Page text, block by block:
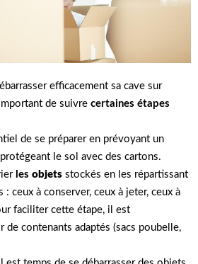
efficacement sa cave sur
de suivre certaines étapes
de se préparer en prévoyant un
le sol avec des cartons.
les objets stockés en les répartissant
ceux à conserver, ceux à jeter, ceux à
faciliter cette étape, il est
de contenants adaptés (sacs poubelle,